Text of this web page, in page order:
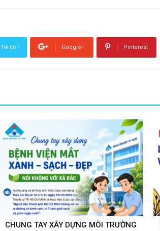
Twitter Google+ Pinterest
CHUNG TAY XÂY DỰNG MÔI TRƯỜNG